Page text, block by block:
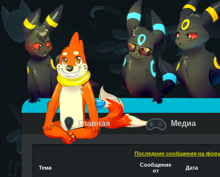
Главная Медиа
Последние сообщения на
Тема
Сообщение
от
Дата